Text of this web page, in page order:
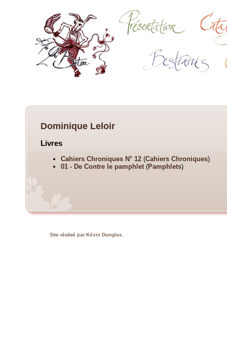
Dominique Leloir
Livres
Cahiers Chroniques N° 12 (Cahiers Chroniques)
01 - De Contre le pamphlet (Pamphlets)
Site réalisé par Kévin Dunglas.